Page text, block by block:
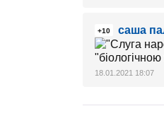
+10 саша
18.01.2021 18:07